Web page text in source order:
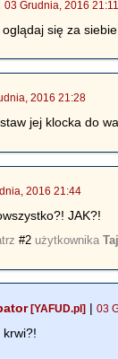
03 Grudnia, 2016 21:11
się za siebie.
2016 21:28
jej klocka do
2016 21:44
JAK?!
#2 użytkownika
[YAFUD.pl] |03
krwi?!